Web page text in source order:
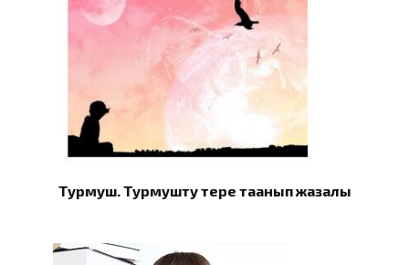
Турмуш. Турмушту терең таанып жазалы